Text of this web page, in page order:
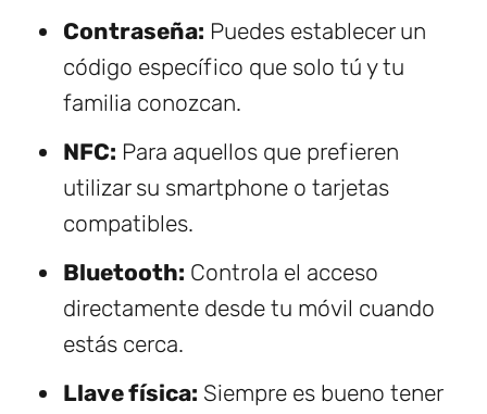
Contraseña: Puedes establecer un
código específico que solo tú y tu
familia conozcan.
NFC: Para aquellos que prefieren
utilizar su smartphone o tarjetas
compatibles.
Bluetooth: Controla el acceso
directamente desde tu móvil cuando
estás cerca.
Llave física: Siempre es bueno tener